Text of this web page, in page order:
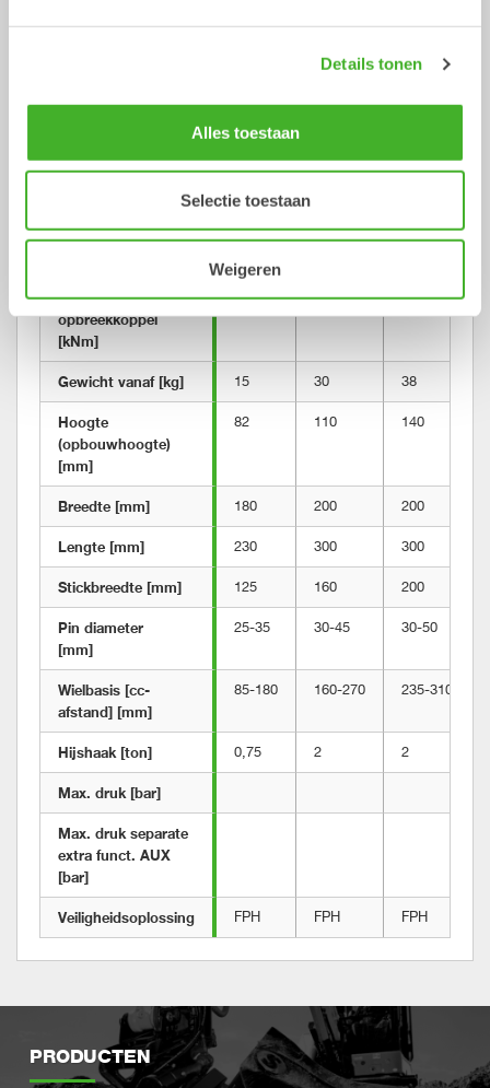
Details tonen
Alles toestaan
Selectie toestaan
Weigeren
Metric Imperial
S30
Machine gewicht
0-2 2-6 2-6
Maximaal
opbreekkoppel
[kNm]
Gewicht vanaf [kg] 15 30 38
Hoogte
(opbouwhoogte)
[mm]
82 110 140
Breedte [mm] 180 200 200
Lengte [mm] 230 300 300
Stickbreedte [mm] 125 160 200
Pin diameter
25-35 30-45 30-50
Wielbasis [cc-
afstand] [mm]
85-180 160-270 235-310
Hijshaak [ton] 0,75 2 2
Max. druk separate
extra funct. AUX
[bar]
Veiligheidsoplossing FPH FPH FPH
PRODUCTEN